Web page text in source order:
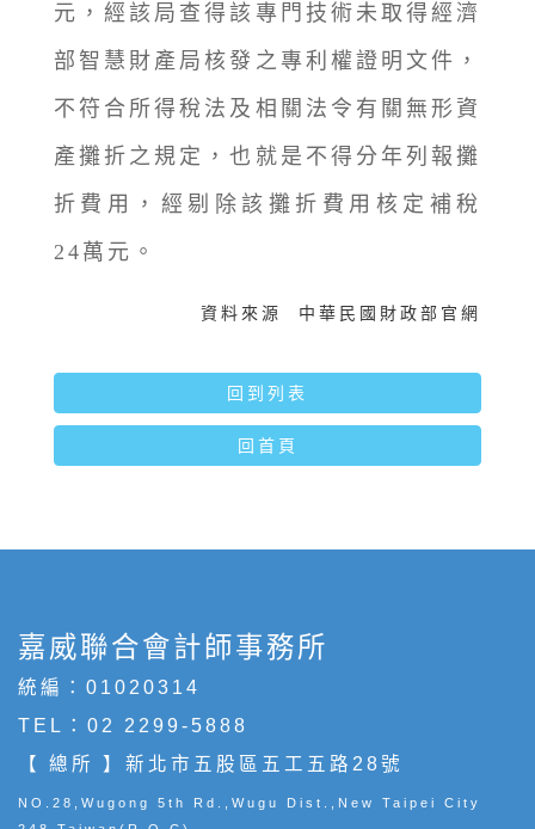
元，經該局查得該專門技術未取得經濟
部智慧財產局核發之專利權證明文件，
不符合所得稅法及相關法令有關無形資
產攤折之規定，也就是不得分年列報攤
折費用，經剔除該攤折費用核定補稅
24萬元。
資料來源 中華民國財政部官網
回到列表
回首頁
嘉威聯合會計師事務所
統編：01020314
TEL： 02 2299-5888
【 總所 】新北市五股區五工五路28號
NO.28,Wugong 5th Rd.,Wugu Dist.,New Taipei City